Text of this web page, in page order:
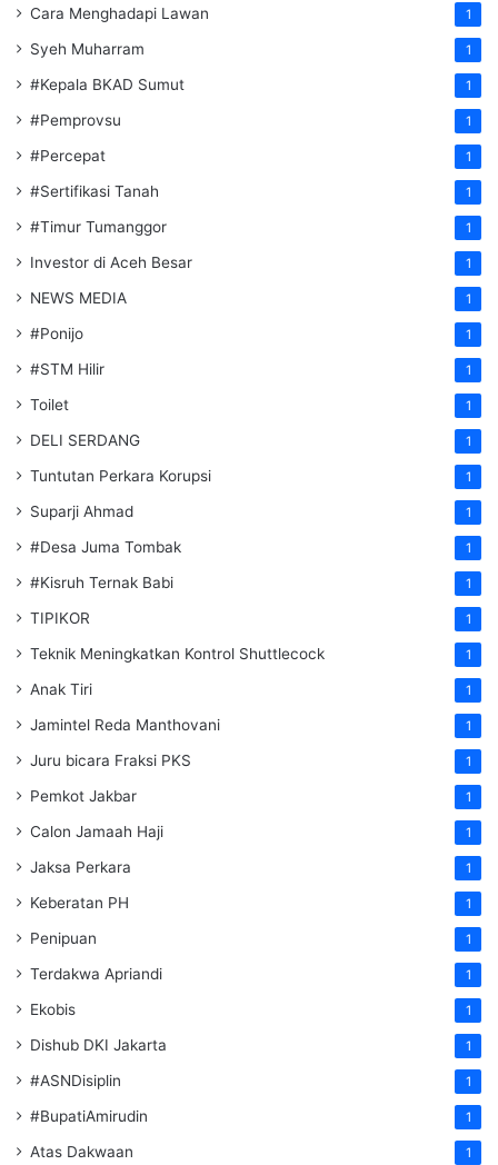
Cara Menghadapi Lawan 1
Syeh Muharram 1
#Kepala BKAD Sumut 1
#Pemprovsu 1
#Percepat 1
#Sertifikasi Tanah 1
#Timur Tumanggor 1
Investor di Aceh Besar 1
NEWS MEDIA 1
#Ponijo 1
#STM Hilir 1
Toilet 1
DELI SERDANG 1
Tuntutan Perkara Korupsi 1
Suparji Ahmad 1
#Desa Juma Tombak 1
#Kisruh Ternak Babi 1
TIPIKOR 1
Teknik Meningkatkan Kontrol Shuttlecock 1
Anak Tiri 1
Jamintel Reda Manthovani 1
Juru bicara Fraksi PKS 1
Pemkot Jakbar 1
Calon Jamaah Haji 1
Jaksa Perkara 1
Keberatan PH 1
Penipuan 1
Terdakwa Apriandi 1
Ekobis 1
Dishub DKI Jakarta 1
#ASNDisiplin 1
#BupatiAmirudin 1
Atas Dakwaan 1